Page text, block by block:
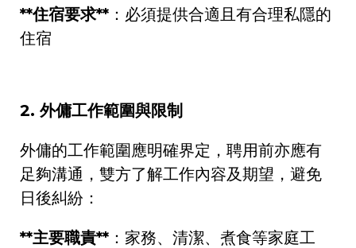
**住宿要求** ：必須提供合適且有合理私隱的
住宿
2. 外傭工作範圍與限制
外傭的工作範圍應明確界定，聘用前亦應有
足夠溝通，雙方了解工作內容及期望，避免
日後糾紛：
**主要職責** ：家務、清潔、煮食等家庭工